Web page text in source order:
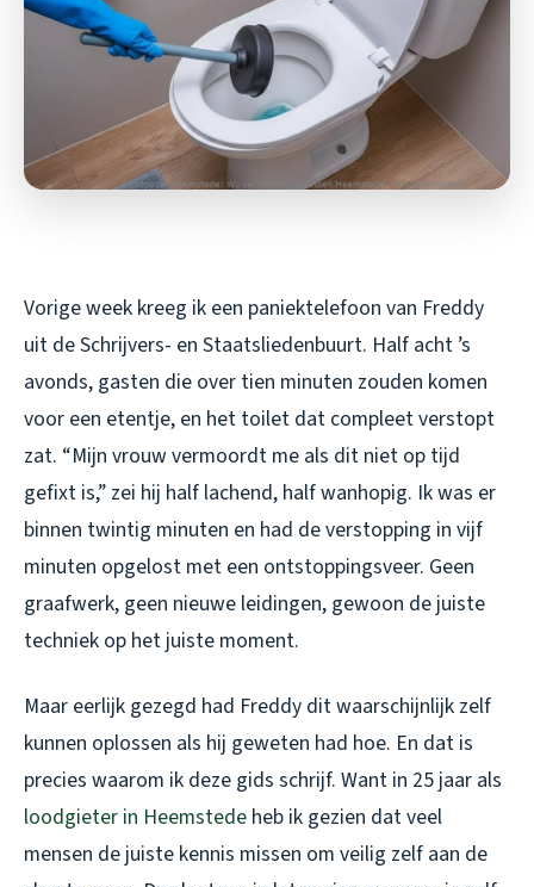
Vorige week kreeg ik een paniektelefoon van Freddy
uit de Schrijvers- en Staatsliedenbuurt. Half acht ’s
avonds, gasten die over tien minuten zouden komen
voor een etentje, en het toilet dat compleet verstopt
zat. “Mijn vrouw vermoordt me als dit niet op tijd
gefixt is,” zei hij half lachend, half wanhopig. Ik was er
binnen twintig minuten en had de verstopping in vijf
minuten opgelost met een ontstoppingsveer. Geen
graafwerk, geen nieuwe leidingen, gewoon de juiste
techniek op het juiste moment.
Maar eerlijk gezegd had Freddy dit waarschijnlijk zelf
kunnen oplossen als hij geweten had hoe. En dat is
precies waarom ik deze gids schrijf. Want in 25 jaar als
loodgieter in Heemstede heb ik gezien dat veel
mensen de juiste kennis missen om veilig zelf aan de